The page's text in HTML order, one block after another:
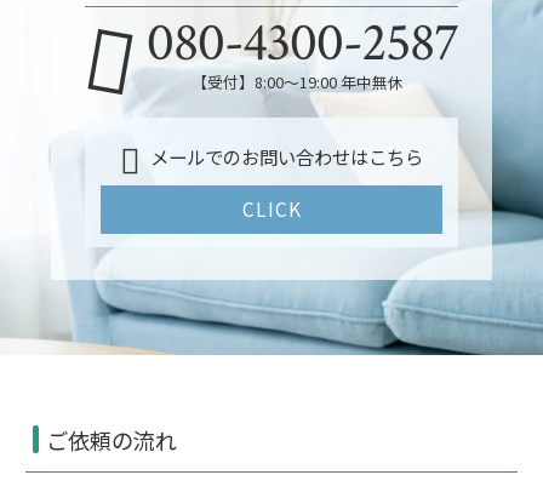
080-4300-2587
【受付】8:00～19:00 年中無休
メールでのお問い合わせはこちら
CLICK
ご依頼の流れ